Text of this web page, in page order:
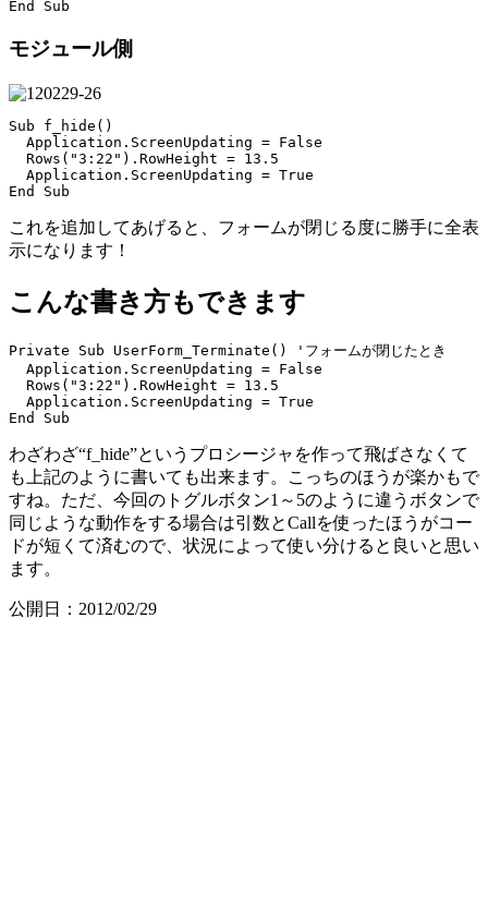
モジュール側
Sub f_hide()
  Application.ScreenUpdating = False
  Rows("3:22").RowHeight = 13.5
  Application.ScreenUpdating = True
これを追加してあげると、フォームが閉じる度に勝手に全表
示になります！
こんな書き方もできます
Private Sub UserForm_Terminate() 'フォームが閉じたとき
  Application.ScreenUpdating = False
  Rows("3:22").RowHeight = 13.5
  Application.ScreenUpdating = True
わざわざ“f_hide”というプロシージャを作って飛ばさなくて
も上記のように書いても出来ます。こっちのほうが楽かもで
すね。ただ、今回のトグルボタン1～5のように違うボタンで
同じような動作をする場合は引数とCallを使ったほうがコー
ドが短くて済むので、状況によって使い分けると良いと思い
ます。
公開日：2012/02/29